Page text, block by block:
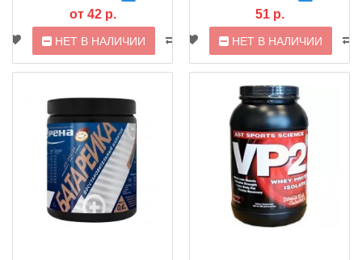
от 42 р.
НЕТ В НАЛИЧИИ
51 р.
НЕТ В НАЛИЧИИ